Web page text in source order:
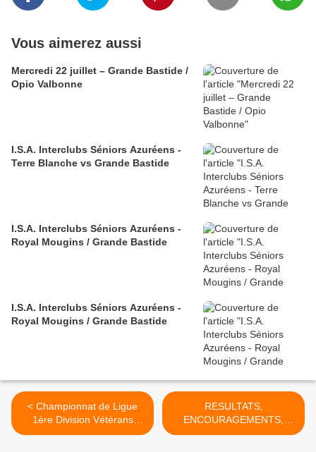
Vous aimerez aussi
Mercredi 22 juillet – Grande Bastide /
Opio Valbonne
I.S.A. Interclubs Séniors Azuréens -
Terre Blanche vs Grande Bastide
I.S.A. Interclubs Séniors Azuréens -
Royal Mougins / Grande Bastide
I.S.A. Interclubs Séniors Azuréens -
Royal Mougins / Grande Bastide
< Championnat de Ligue
1ère Division Vétérans
Messieurs à Barbossi
RESULTATS,
ENCOURAGEMENTS,
FELICITATIONS ... >